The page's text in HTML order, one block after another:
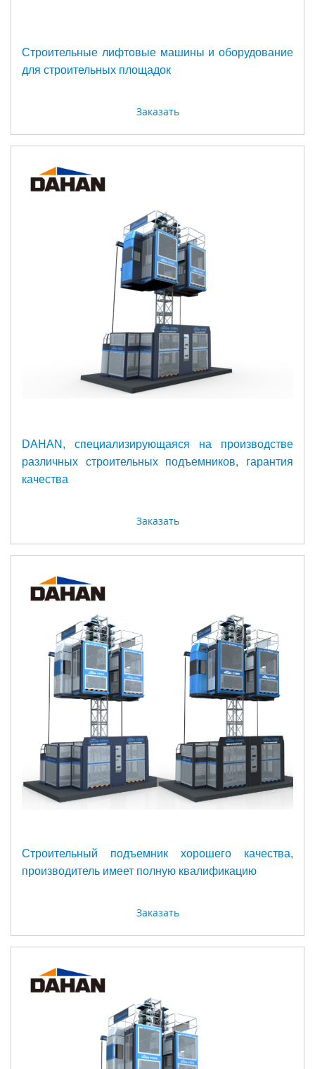
Строительные лифтовые машины и оборудование
для строительных площадок
Заказать
DAHAN, специализирующаяся на производстве
различных строительных подъемников, гарантия
качества
Заказать
Строительный подъемник хорошего качества,
производитель имеет полную квалификацию
Заказать